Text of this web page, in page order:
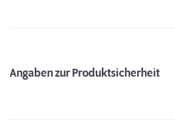
Angaben zur Produktsicherheit